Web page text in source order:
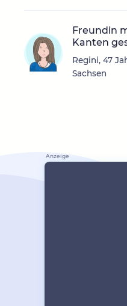
Freundin
Kanten
Regini, 47
Sachsen